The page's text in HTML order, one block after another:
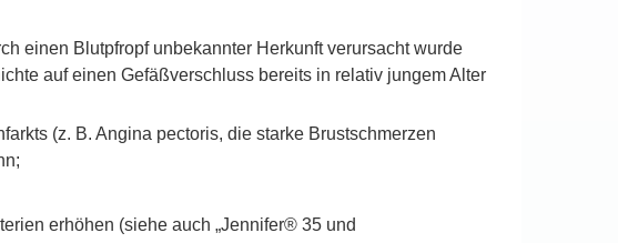
einen Blutpfropf unbekannter Herkunft verursacht wurde
auf einen Gefäßverschluss bereits in relativ jungem Alter
(z. B. Angina pectoris, die starke Brustschmerzen
erhöhen (siehe auch „Jennifer® 35 und